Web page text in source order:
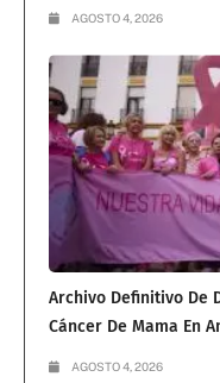
AGOSTO 4, 2026
Archivo Definitivo De
Cáncer De Mama En
AGOSTO 4, 2026